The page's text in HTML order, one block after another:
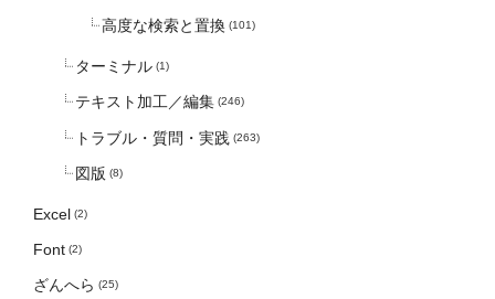
高度な検索と置換 (101)
ターミナル (1)
テキスト加工／編集 (246)
トラブル・質問・実践 (263)
図版 (8)
Excel (2)
Font (2)
ざんへら (25)